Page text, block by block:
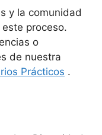
y la comunidad
proceso.
o
de nuestra
Prácticos .